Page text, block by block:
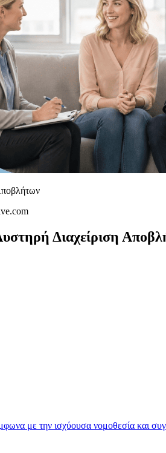
Διαχείριση
με την ισχύουσα νομοθεσία και